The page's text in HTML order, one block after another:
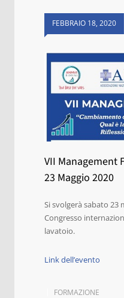
FEBBRAIO 18, 2020
VII Management
23 Maggio 2020
Si svolgerà sabato 23
Congresso
lavatoio.
Link dell’evento
FORMAZIONE